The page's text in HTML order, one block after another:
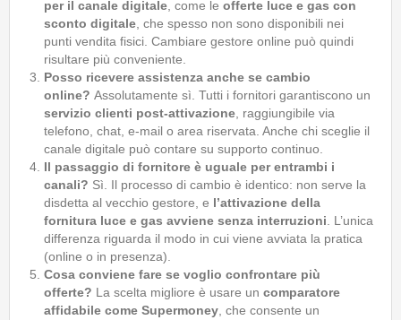
per il canale digitale , come le offerte luce e gas con
sconto digitale , che spesso non sono disponibili nei
punti vendita fisici. Cambiare gestore online può quindi
risultare più conveniente.
Posso ricevere assistenza anche se cambio
online? Assolutamente sì. Tutti i fornitori garantiscono un
servizio clienti post-attivazione , raggiungibile via
telefono, chat, e-mail o area riservata. Anche chi sceglie il
canale digitale può contare su supporto continuo.
Il passaggio di fornitore è uguale per entrambi i
canali? Sì. Il processo di cambio è identico: non serve la
disdetta al vecchio gestore, e l’attivazione della
fornitura luce e gas avviene senza interruzioni . L’unica
differenza riguarda il modo in cui viene avviata la pratica
(online o in presenza).
Cosa conviene fare se voglio confrontare più
offerte? La scelta migliore è usare un comparatore
affidabile come Supermoney , che consente un